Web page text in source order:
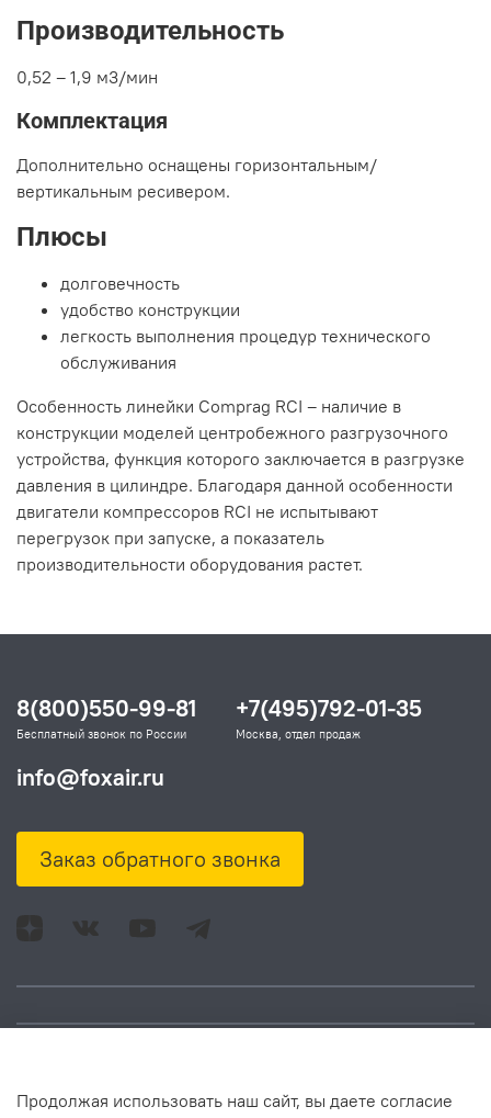
Производительность
0,52 – 1,9 м3/мин
Комплектация
Дополнительно оснащены горизонтальным/
вертикальным ресивером.
Плюсы
долговечность
удобство конструкции
легкость выполнения процедур технического
обслуживания
Особенность линейки Comprag RCI – наличие в
конструкции моделей центробежного разгрузочного
устройства, функция которого заключается в разгрузке
давления в цилиндре. Благодаря данной особенности
двигатели компрессоров RCI не испытывают
перегрузок при запуске, а показатель
производительности оборудования растет.
Время работы:
Смольная, д. 73,
8(800)550-99-81
Бесплатный звонок по России
+7(495)792-01-35
Москва, отдел продаж
info@foxair.ru
Заказ обратного звонка
Продолжая использовать наш сайт, вы даете согласие